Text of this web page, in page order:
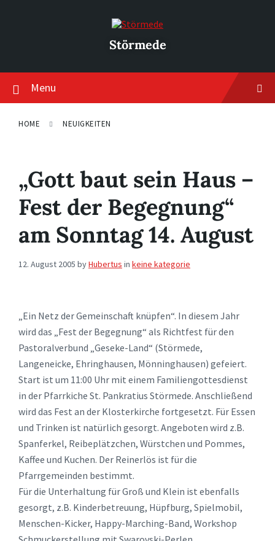
Störmede
Menu
HOME NEUIGKEITEN
„Gott baut sein Haus –
Fest der Begegnung“
am Sonntag 14. August
12. August 2005 byHubertus in keine kategorie
„Ein Netz der Gemeinschaft knüpfen“. In diesem Jahr
wird das „Fest der Begegnung“ als Richtfest für den
Pastoralverbund „Geseke-Land“ (Störmede,
Langeneicke, Ehringhausen, Mönninghausen) gefeiert.
Start ist um 11:00 Uhr mit einem Familiengottesdienst
in der Pfarrkiche St. Pankratius Störmede. Anschließend
wird das Fest an der Klosterkirche fortgesetzt. Für Essen
und Trinken ist natürlich gesorgt. Angeboten wird z.B.
Spanferkel, Reibeplätzchen, Würstchen und Pommes,
Kaffee und Kuchen. Der Reinerlös ist für die
Pfarrgemeinden bestimmt.
Für die Unterhaltung für Groß und Klein ist ebenfalls
gesorgt, z.B. Kinderbetreuung, Hüpfburg, Spielmobil,
Menschen-Kicker, Happy-Marching-Band, Workshop